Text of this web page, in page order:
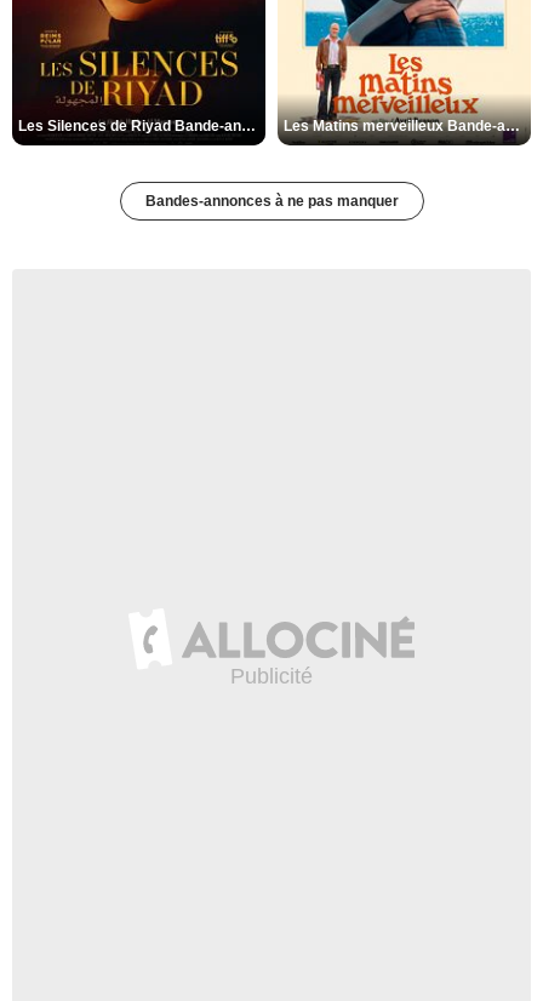
Les Silences de Riyad Bande-annonce VO STFR Les Matins merveilleux Bande-annonce VF
Bandes-annonces à ne pas manquer